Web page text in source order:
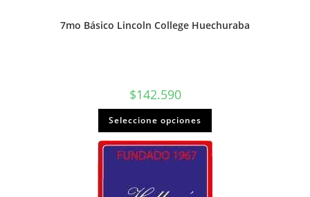
7mo Básico Lincoln College Huechuraba
$142.590
Seleccione opciones